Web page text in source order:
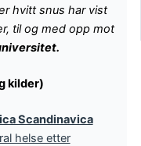
hvitt snus har vist
til og med opp mot
kilder)
Scandinavica
helse etter